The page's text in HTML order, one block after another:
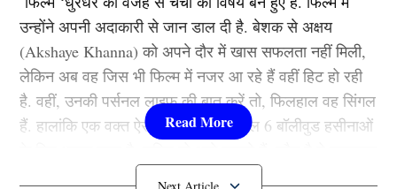
उन्होंने अपनी अदाकारी से जान डाल दी है. बेशक से अक्षय
(Akshaye Khanna) को अपने दौर में खास सफलता नहीं मिली,
लेकिन अब वह जिस भी फिल्म में नजर आ रहे हैं वहीं हिट हो रही
है. वहीं, उनकी पर्सनल लाइफ की बात करें तो, फिलहाल वह सिंगल
हैं. हालांकि एक वक्त ऐसा भी जब उनका दिल 6 बॉलीवुड हसीनाओं